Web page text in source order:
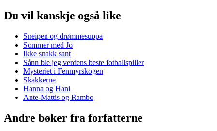
Du vil kanskje også like
Sneipen og drømmesuppa
Sommer med Jo
Ikke snakk sant
Sånn ble jeg verdens beste fotballspiller
Mysteriet i Fenmyrskogen
Skakkerne
Hanna og Hani
Ante-Mattis og Rambo
Andre bøker fra forfatterne